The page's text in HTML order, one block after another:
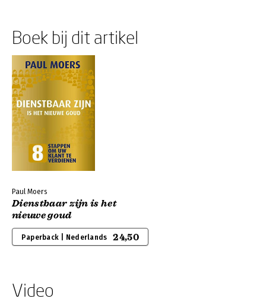
Boek bij dit artikel
Paul Moers
Dienstbaar zijn is het
nieuwe goud
Paperback | Nederlands 24,50
Video